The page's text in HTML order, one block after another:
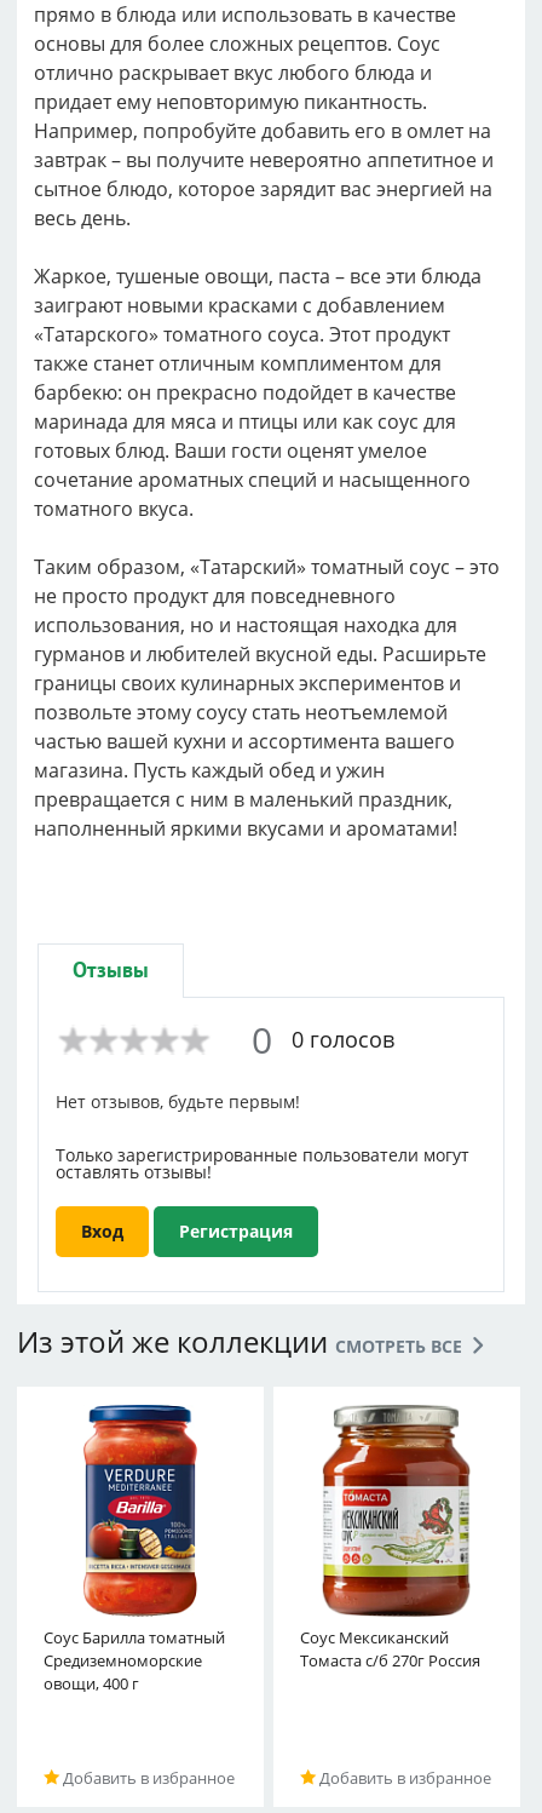
прямо в блюда или использовать в качестве
основы для более сложных рецептов. Соус
отлично раскрывает вкус любого блюда и
придает ему неповторимую пикантность.
Например, попробуйте добавить его в омлет на
завтрак – вы получите невероятно аппетитное и
сытное блюдо, которое зарядит вас энергией на
весь день.
Жаркое, тушеные овощи, паста – все эти блюда
заиграют новыми красками с добавлением
«Татарского» томатного соуса. Этот продукт
также станет отличным комплиментом для
барбекю: он прекрасно подойдет в качестве
маринада для мяса и птицы или как соус для
готовых блюд. Ваши гости оценят умелое
сочетание ароматных специй и насыщенного
томатного вкуса.
Таким образом, «Татарский» томатный соус – это
не просто продукт для повседневного
использования, но и настоящая находка для
гурманов и любителей вкусной еды. Расширьте
границы своих кулинарных экспериментов и
позвольте этому соусу стать неотъемлемой
частью вашей кухни и ассортимента вашего
магазина. Пусть каждый обед и ужин
превращается с ним в маленький праздник,
наполненный яркими вкусами и ароматами!
Отзывы
0 0 голосов
Нет отзывов, будьте первым!
Только зарегистрированные пользователи могут
оставлять отзывы!
Вход Регистрация
Из этой же коллекции СМОТРЕТЬ ВСЕ
Соус Барилла томатный
Средиземноморские
овощи, 400 г
Добавить в избранное
Соус Мексиканский
Томаста с/б 270г Россия
Добавить в избранное